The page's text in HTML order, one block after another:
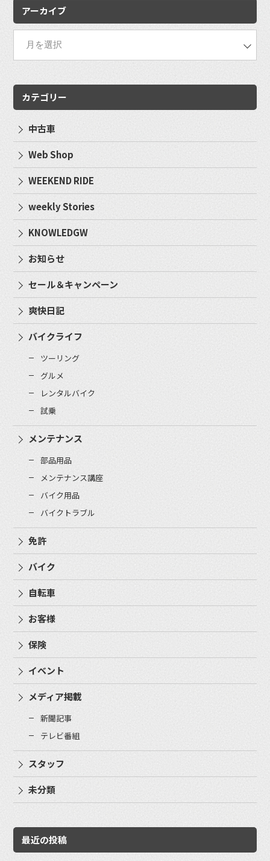
アーカイブ
カテゴリー
中古車
Web Shop
WEEKEND RIDE
weekly Stories
KNOWLEDGW
お知らせ
セール＆キャンペーン
爽快日記
バイクライフ
ツーリング
グルメ
レンタルバイク
試乗
メンテナンス
部品用品
メンテナンス講座
バイク用品
バイクトラブル
免許
バイク
自転車
お客様
保険
イベント
メディア掲載
新聞記事
テレビ番組
スタッフ
未分類
最近の投稿